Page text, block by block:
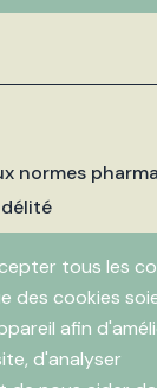
tous les
des cookies
afin
d'analyser
normes
Fleurentin.